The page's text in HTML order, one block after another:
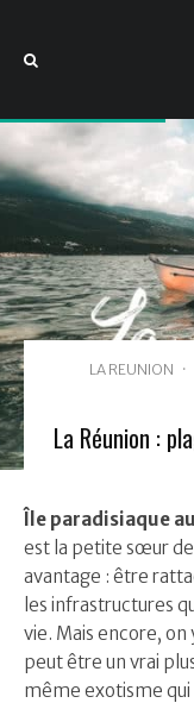
LA REUNION ·
La Réunion :
Î le paradisiaque
est la petite sœur de
avantage : être
les infrastructures
vie. Mais encore,
peut être un vrai
même exotisme